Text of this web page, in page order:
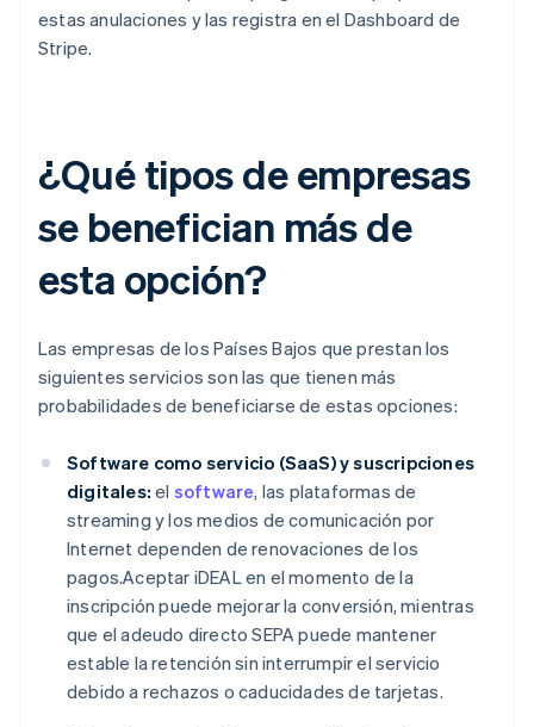
estas anulaciones y las registra en el Dashboard de
Stripe.
¿Qué tipos de empresas
se benefician más de
esta opción?
Las empresas de los Países Bajos que prestan los
siguientes servicios son las que tienen más
probabilidades de beneficiarse de estas opciones:
Software como servicio (SaaS) y suscripciones
digitales: el software, las plataformas de
streaming y los medios de comunicación por
Internet dependen de renovaciones de los
pagos.Aceptar iDEAL en el momento de la
inscripción puede mejorar la conversión, mientras
que el adeudo directo SEPA puede mantener
estable la retención sin interrumpir el servicio
debido a rechazos o caducidades de tarjetas.